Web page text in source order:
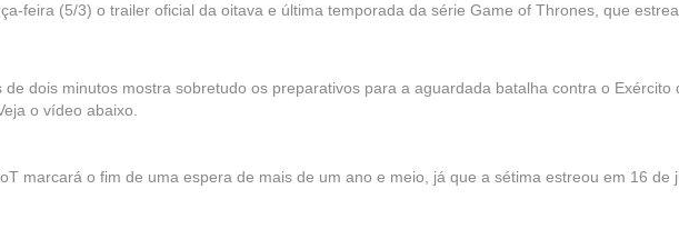
feira (5/3) o trailer oficial da oitava e última temporada da série Game of Thrones, que
dois minutos mostra sobretudo os preparativos para a aguardada batalha contra o Exército
o vídeo abaixo.
marcará o fim de uma espera de mais de um ano e meio, já que a sétima estreou em 16 de